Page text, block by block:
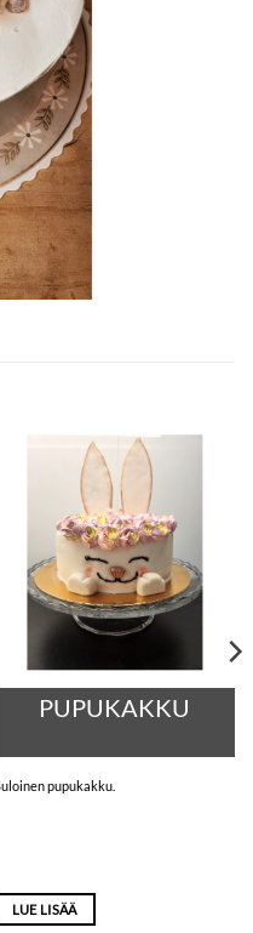
PUPUKAKKU
pupukakku.
LUE LISÄÄ